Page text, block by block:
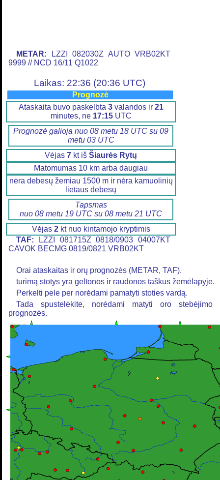
METAR: LZZI 082030Z AUTO VRB02KT
9999 // NCD 16/11 Q1022
Laikas: 22:36 (20:36 UTC)
Prognozė
Ataskaita buvo paskelbta 3valandos ir 21
minutes, ne 17:15UTC
Prognozė galioja nuo 08 metu 18 UTC su 09
metu 03 UTC
Vėjas 7 kt iš Šiaurės Rytų
Matomumas 10 km arba daugiau
nėra debesų žemiau 1500 m ir nėra kamuolinių
lietaus debesų
Tapsmas
nuo 08 metu 19 UTC su 08 metu 21 UTC
Vėjas 2kt nuo kintamojo kryptimis
TAF: LZZI 081715Z 0818/0903 04007KT
CAVOK BECMG 0819/0821 VRB02KT
Orai ataskaitas ir orų prognozės (METAR, TAF).
turimą stotys yra geltonos ir raudonos taškus žemėlapyje.
Perkelti pele per norėdami pamatyti stoties vardą.
Tada spustelėkite, norėdami matyti oro stebėjimo
prognozės.